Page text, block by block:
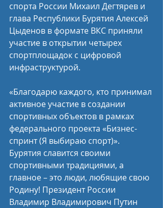
спорта России Михаил Дегтярев и
глава Республики Бурятия Алексей
Цыденов в формате ВКС приняли
участие в открытии четырех
спортплощадок с цифровой
инфраструктурой.
«Благодарю каждого, кто принимал
активное участие в создании
спортивных объектов в рамках
федерального проекта «Бизнес-
спринт (Я выбираю спорт)».
Бурятия славится своими
спортивными традициями, а
главное – это люди, любящие свою
Родину! Президент России
Владимир Владимирович Путин